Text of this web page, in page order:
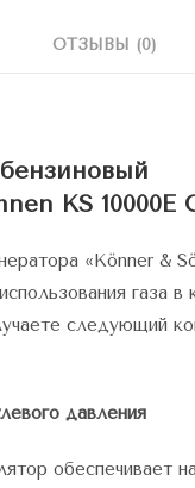
ОТЗЫВЫ (0)
KS 10000E
«Könner &
газа в
следующий
давления
обеспечивает